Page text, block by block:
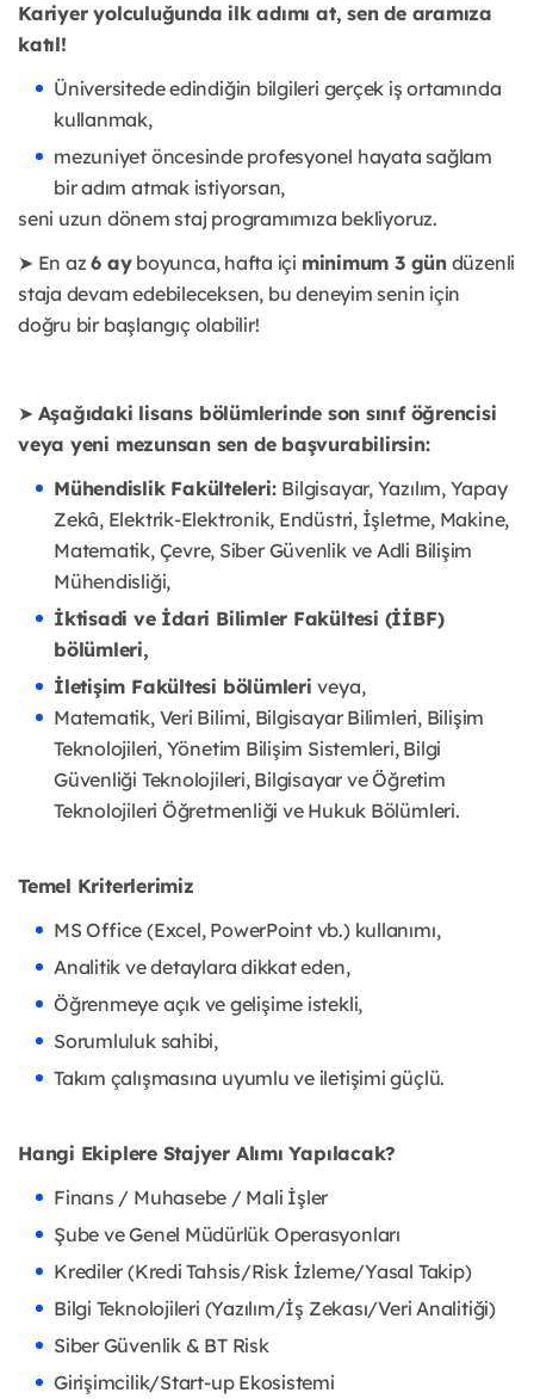
Kariyer yolculuğunda ilk adımı at, sen de aramıza
katıl!
Üniversitede edindiğin bilgileri gerçek iş ortamında
kullanmak,
mezuniyet öncesinde profesyonel hayata sağlam
bir adım atmak istiyorsan,
seni uzun dönem staj programımıza bekliyoruz.
➤ En az6 ayboyunca, hafta içi minimum 3 gündüzenli
staja devam edebileceksen, bu deneyim senin için
doğru bir başlangıç olabilir!
➤ Aşağıdaki lisans bölümlerinde son sınıf öğrencisi
veya yeni mezunsan sen de başvurabilirsin:
Mühendislik Fakülteleri: Bilgisayar, Yazılım, Yapay
Zekâ, Elektrik-Elektronik, Endüstri, İşletme, Makine,
Matematik, Çevre, Siber Güvenlik ve Adli Bilişim
Mühendisliği,
İktisadi ve İdari Bilimler Fakültesi (İİBF)
bölümleri,
İletişim Fakültesi bölümleriveya,
Matematik, Veri Bilimi, Bilgisayar Bilimleri, Bilişim
Teknolojileri, Yönetim Bilişim Sistemleri, Bilgi
Güvenliği Teknolojileri, Bilgisayar ve Öğretim
Teknolojileri Öğretmenliği ve Hukuk Bölümleri.
Temel Kriterlerimiz
MS Office (Excel, PowerPoint vb.) kullanımı,
Analitik ve detaylara dikkat eden,
Öğrenmeye açık ve gelişime istekli,
Sorumluluk sahibi,
Takım çalışmasına uyumlu ve iletişimi güçlü.
Hangi Ekiplere Stajyer Alımı Yapılacak?
Finans / Muhasebe / Mali İşler
Şube ve Genel Müdürlük Operasyonları
Krediler (Kredi Tahsis/Risk İzleme/Yasal Takip)
Bilgi Teknolojileri (Yazılım/İş Zekası/Veri Analitiği)
Siber Güvenlik & BT Risk
Girişimcilik/Start-up Ekosistemi